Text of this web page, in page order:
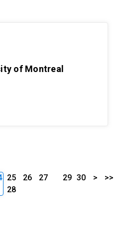
of Montreal
25 26
27
28
29 30 > >>